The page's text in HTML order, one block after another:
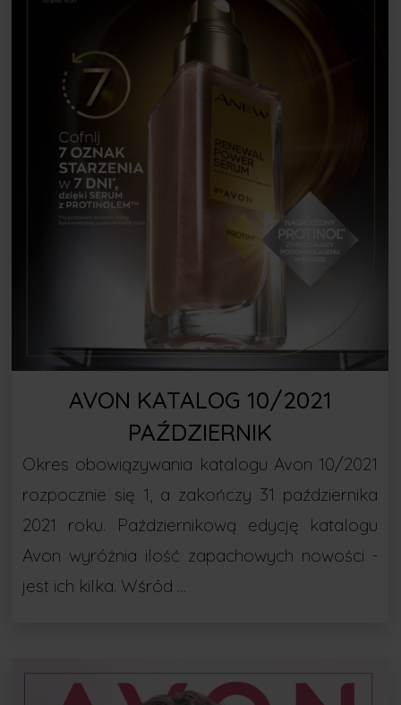
AVON KATALOG 10/2021
PAŹDZIERNIK
Okres obowiązywania katalogu Avon 10/2021
rozpocznie się 1, a zakończy 31 października
2021 roku. Październikową edycję katalogu
Avon wyróżnia ilość zapachowych nowości -
jest ich kilka. Wśród …